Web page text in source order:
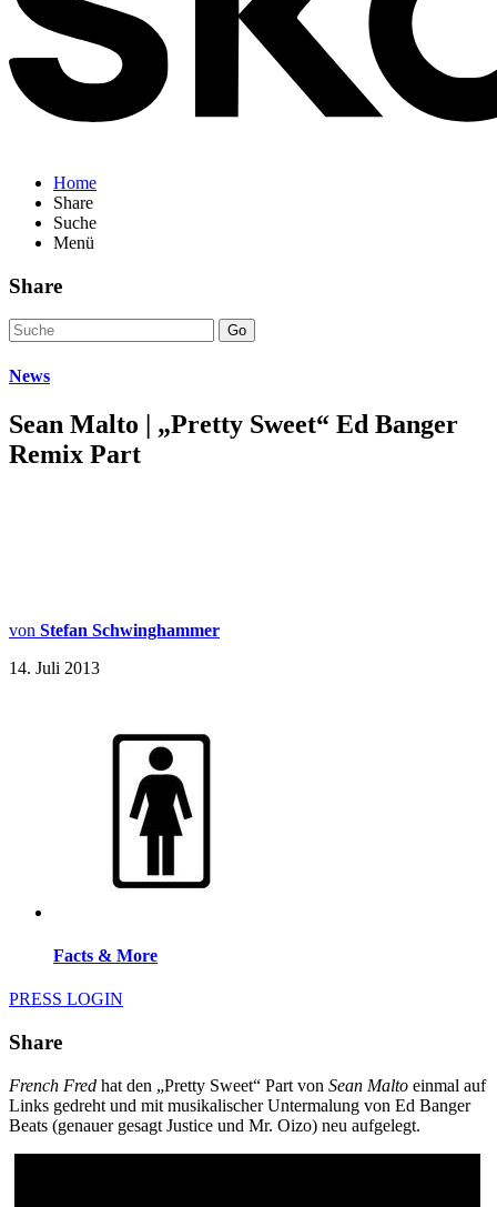
Home
Share
Suche
Menü
Share
Go
News
Sean Malto | „Pretty Sweet“ Ed Banger
Remix Part
von Stefan Schwinghammer
14. Juli 2013
Facts & More
PRESS LOGIN
Share
French Fred hat den „Pretty Sweet“ Part von Sean Malto einmal auf
Links gedreht und mit musikalischer Untermalung von Ed Banger
Beats (genauer gesagt Justice und Mr. Oizo) neu aufgelegt.